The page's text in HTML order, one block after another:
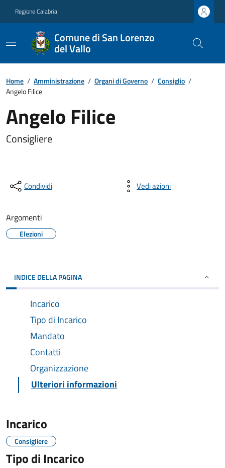
Regione Calabria
Comune di San Lorenzo
del Vallo
Home / Amministrazione / Organi di Governo / Consiglio /
Angelo Filice
Angelo Filice
Consigliere
Condividi Vedi azioni
Argomenti
Elezioni
INDICE DELLA PAGINA
Incarico
Tipo di Incarico
Mandato
Contatti
Organizzazione
Ulteriori informazioni
Incarico
Consigliere
Tipo di Incarico